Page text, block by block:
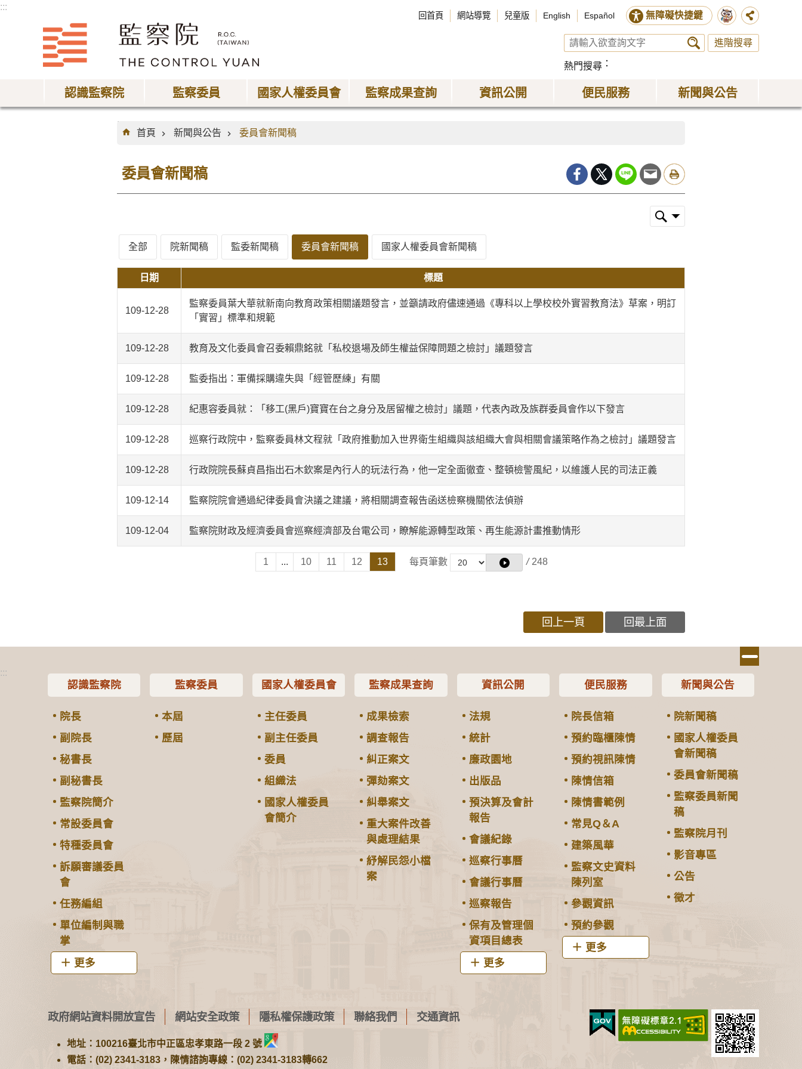
:::
回首頁 網站導覽 兒童版 English Español 無障礙快捷鍵
進階搜尋
熱門搜尋
認識監察院 監察委員 國家人權委員會 監察成果查詢 資訊公開 便民服務 新聞與公告
:::
首頁
新聞與公告 委員會新聞稿
委員會新聞稿
全部 院新聞稿 監委新聞稿 委員會新聞稿 國家人權委員會新聞稿
日期 標題
109-12-28
監察委員葉大華就新南向教育政策相關議題發言，並籲請政府儘速通過《專科以上學校校外實習教育法》草案，明訂
「實習」標準和規範
109-12-28 教育及文化委員會召委賴鼎銘就「私校退場及師生權益保障問題之檢討」議題發言
109-12-28 監委指出：軍備採購違失與「經管歷練」有關
109-12-28 紀惠容委員就：「移工(黑戶)寶寶在台之身分及居留權之檢討」議題，代表內政及族群委員會作以下發言
109-12-28 巡察行政院中，監察委員林文程就「政府推動加入世界衛生組織與該組織大會與相關會議策略作為之檢討」議題發言
109-12-28 行政院院長蘇貞昌指出石木欽案是內行人的玩法行為，他一定全面徹查、整頓檢警風紀，以維護人民的司法正義
109-12-14 監察院院會通過紀律委員會決議之建議，將相關調查報告函送檢察機關依法偵辦
109-12-04 監察院財政及經濟委員會巡察經濟部及台電公司，瞭解能源轉型政策、再生能源計畫推動情形
1 ... 10 11 12 13 每頁筆數 / 248
回上一頁 回最上面
:::
認識監察院
院長
副院長
秘書長
副秘書長
監察院簡介
常設委員會
特種委員會
訴願審議委員
會
任務編組
單位編制與職
掌
更多
監察委員
本屆
歷屆
國家人權委員會
主任委員
副主任委員
委員
組織法
國家人權委員
會簡介
監察成果查詢
成果檢索
調查報告
糾正案文
彈劾案文
糾舉案文
重大案件改善
與處理結果
紓解民怨小檔
案
資訊公開
法規
統計
廉政園地
出版品
預決算及會計
報告
會議紀錄
巡察行事曆
會議行事曆
巡察報告
保有及管理個
資項目總表
更多
便民服務
院長信箱
預約臨櫃陳情
預約視訊陳情
陳情信箱
陳情書範例
常見Q＆A
建築風華
監察文史資料
陳列室
參觀資訊
預約參觀
更多
新聞與公告
院新聞稿
國家人權委員
會新聞稿
委員會新聞稿
監察委員新聞
稿
監察院月刊
影音專區
公告
徵才
政府網站資料開放宣告 網站安全政策 隱私權保護政策 聯絡我們 交通資訊
地址：100216臺北市中正區忠孝東路一段 2 號
電話：(02) 2341-3183，陳情諮詢專線：(02) 2341-3183轉662